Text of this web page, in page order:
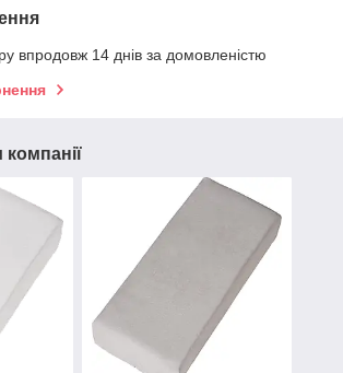
впродовж 14 днів за домовленістю
компанії